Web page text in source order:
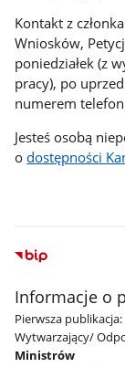
Kontakt z
Wniosków,
poniedziałek (z
pracy), po
numerem
Jesteś osobą
odostępności
Informacje o
Pierwsza publikacja:
Wytwarzający/
Ministrów